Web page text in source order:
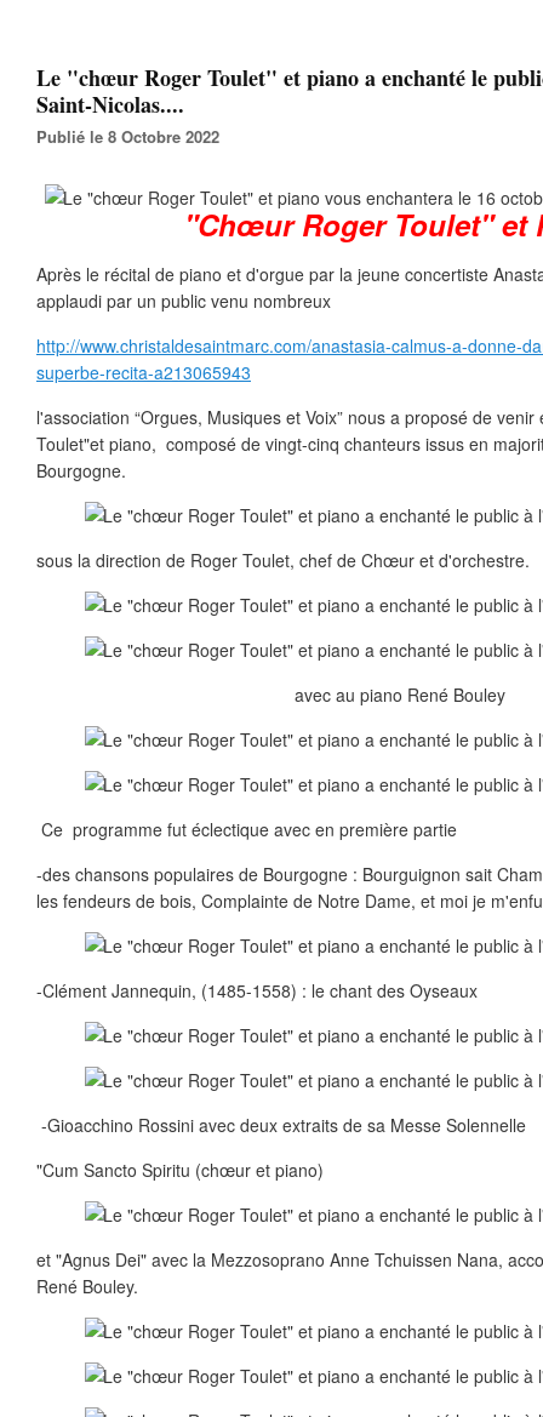
Le "chœur Roger Toulet" et piano a enchanté le
Saint-Nicolas....
Publié le 8 Octobre 2022
"Chœur Roger Toulet" et
Après le récital de piano et d'orgue par la jeune concertiste
applaudi par un public venu nombreux
http://www.christaldesaintmarc.com/anastasia-calmus-a-donne-
superbe-recita-a213065943
l'association “Orgues, Musiques et Voix” nous a proposé de
Toulet"et piano, composé de vingt-cinq chanteurs issus en
Bourgogne.
sous la direction de Roger Toulet, chef de Chœur et d'orchestre.
avec au piano René Bouley
Ce programme fut éclectique avec en première partie
-des chansons populaires de Bourgogne : Bourguignon sait
les fendeurs de bois, Complainte de Notre Dame, et moi je
-Clément Jannequin, (1485-1558) : le chant des Oyseaux
-Gioacchino Rossini avec deux extraits de sa Messe Solennelle
"Cum Sancto Spiritu (chœur et piano)
et "Agnus Dei" avec la Mezzosoprano Anne Tchuissen Nana,
René Bouley.